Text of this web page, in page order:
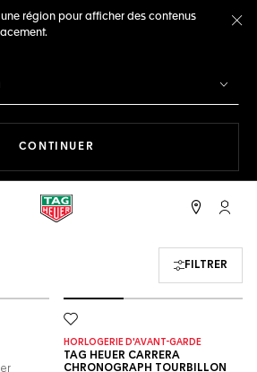
région pour afficher des contenus
CONTINUER
recherche